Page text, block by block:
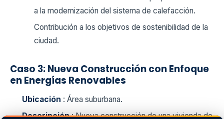
a la modernización del sistema de calefacción.
Contribución a los objetivos de sostenibilidad de la
ciudad.
Caso 3: Nueva Construcción con Enfoque
en Energías Renovables
Ubicación : Área suburbana.
Descripción: Nueva construcción de una vivienda de